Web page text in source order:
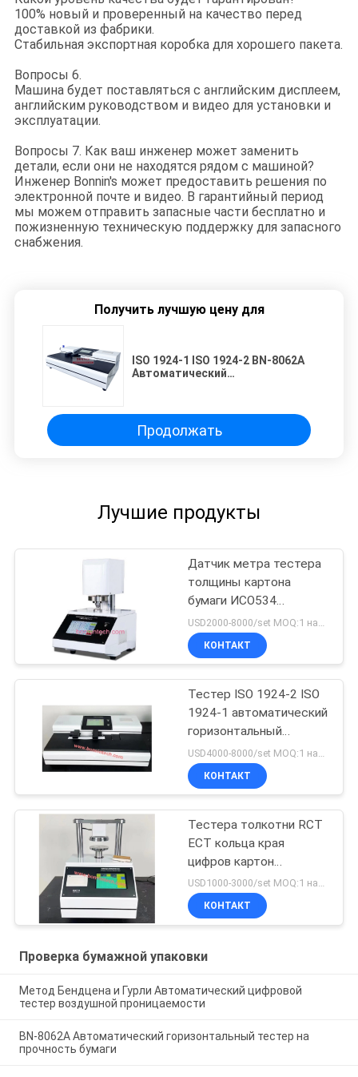
100% новый и проверенный на качество перед
доставкой из фабрики.
Стабильная экспортная коробка для хорошего пакета.
Вопросы 6.
Машина будет поставляться с английским дисплеем,
английским руководством и видео для установки и
эксплуатации.
Вопросы 7. Как ваш инженер может заменить
детали, если они не находятся рядом с машиной?
Инженер Bonnin's может предоставить решения по
электронной почте и видео. В гарантийный период
мы можем отправить запасные части бесплатно и
пожизненную техническую поддержку для запасного
снабжения.
Получить лучшую цену для
ISO 1924-1 ISO 1924-2 BN-8062A
Автоматический
Продолжать
Лучшие продукты
Датчик метра тестера
толщины картона
бумаги ИСО534
ИСО3034
КОНТАКТ
Тестер ISO 1924-2 ISO
1924-1 автоматический
горизонтальный
растяжимый для
салфетки
КОНТАКТ
Тестера толкотни RCT
ECT кольца края
цифров картон
автоматического
рифленый
USD1000-3000/set MOQ:1 набор
КОНТАКТ
Проверка бумажной упаковки
Метод Бендцена и Гурли Автоматический цифровой
тестер воздушной проницаемости
BN-8062A Автоматический горизонтальный тестер на
прочность бумаги